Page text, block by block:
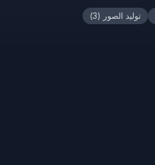
توليد الصور (
3
)